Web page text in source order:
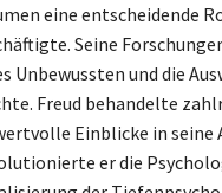
eine entscheidende
Seine
Unbewussten und die
Freud behandelte
Einblicke in seine
er die